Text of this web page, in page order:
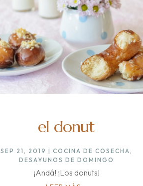
el donut
SEP 21, 2019 | COCINA DE COSECHA ,
DESAYUNOS DE DOMINGO
¡Andá! ¡Los donuts!